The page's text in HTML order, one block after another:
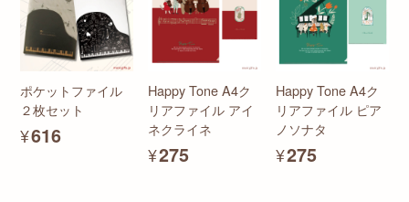
ポケットファイル
２枚セット
¥616
Happy Tone A4ク
リアファイル アイ
ネクライネ
¥275
Happy Tone A4ク
リアファイル ピア
ノソナタ
¥275